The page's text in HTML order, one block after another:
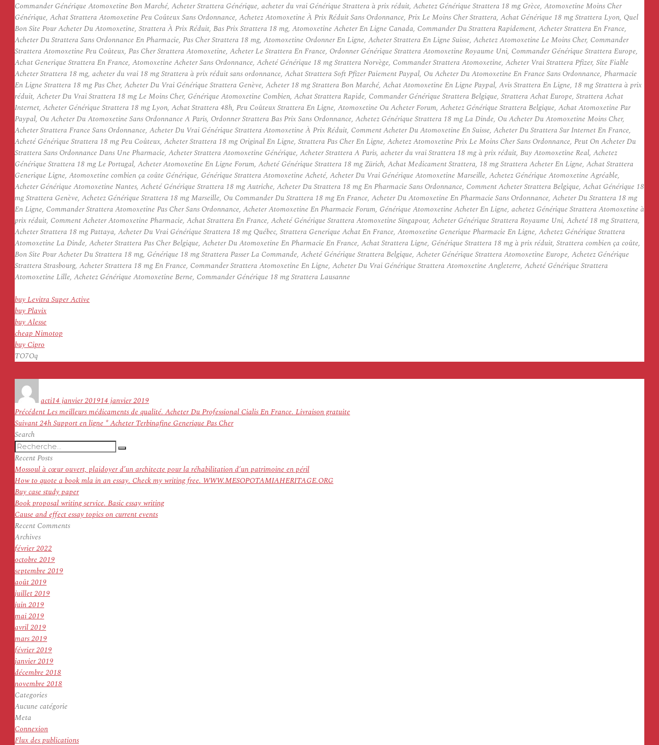
Commander Générique Atomoxetine Bon Marché, Acheter Strattera Générique, acheter du vrai Générique Strattera à prix réduit, Achetez Générique Strattera 18 mg Grèce, Atomoxetine Moins Cher
Générique, Achat Strattera Atomoxetine Peu Coûteux Sans Ordonnance, Achetez Atomoxetine À Prix Réduit Sans Ordonnance, Prix Le Moins Cher Strattera, Achat Générique 18 mg Strattera Lyon, Quel
Bon Site Pour Acheter Du Atomoxetine, Strattera À Prix Réduit, Bas Prix Strattera 18 mg, Atomoxetine Acheter En Ligne Canada, Commander Du Strattera Rapidement, Acheter Strattera En France,
Acheter Du Strattera Sans Ordonnance En Pharmacie, Pas Cher Strattera 18 mg, Atomoxetine Ordonner En Ligne, Acheter Strattera En Ligne Suisse, Achetez Atomoxetine Le Moins Cher, Commander
Strattera Atomoxetine Peu Coûteux, Pas Cher Strattera Atomoxetine, Acheter Le Strattera En France, Ordonner Générique Strattera Atomoxetine Royaume Uni, Commander Générique Strattera Europe,
Achat Generique Strattera En France, Atomoxetine Acheter Sans Ordonnance, Acheté Générique 18 mg Strattera Norvège, Commander Strattera Atomoxetine, Acheter Vrai Strattera Pfizer, Site Fiable
Acheter Strattera 18 mg, acheter du vrai 18 mg Strattera à prix réduit sans ordonnance, Achat Strattera Soft Pfizer Paiement Paypal, Ou Acheter Du Atomoxetine En France Sans Ordonnance, Pharmacie
En Ligne Strattera 18 mg Pas Cher, Acheter Du Vrai Générique Strattera Genève, Acheter 18 mg Strattera Bon Marché, Achat Atomoxetine En Ligne Paypal, Avis Strattera En Ligne, 18 mg Strattera à prix
réduit, Acheter Du Vrai Strattera 18 mg Le Moins Cher, Générique Atomoxetine Combien, Achat Strattera Rapide, Commander Générique Strattera Belgique, Strattera Achat Europe, Strattera Achat
Internet, Acheter Générique Strattera 18 mg Lyon, Achat Strattera 48h, Peu Coûteux Strattera En Ligne, Atomoxetine Ou Acheter Forum, Achetez Générique Strattera Belgique, Achat Atomoxetine Par
Paypal, Ou Acheter Du Atomoxetine Sans Ordonnance A Paris, Ordonner Strattera Bas Prix Sans Ordonnance, Achetez Générique Strattera 18 mg La Dinde, Ou Acheter Du Atomoxetine Moins Cher,
Acheter Strattera France Sans Ordonnance, Acheter Du Vrai Générique Strattera Atomoxetine À Prix Réduit, Comment Acheter Du Atomoxetine En Suisse, Acheter Du Strattera Sur Internet En France,
Acheté Générique Strattera 18 mg Peu Coûteux, Acheter Strattera 18 mg Original En Ligne, Strattera Pas Cher En Ligne, Achetez Atomoxetine Prix Le Moins Cher Sans Ordonnance, Peut On Acheter Du
Strattera Sans Ordonnance Dans Une Pharmacie, Acheter Strattera Atomoxetine Générique, Acheter Strattera A Paris, acheter du vrai Strattera 18 mg à prix réduit, Buy Atomoxetine Real, Achetez
Générique Strattera 18 mg Le Portugal, Acheter Atomoxetine En Ligne Forum, Acheté Générique Strattera 18 mg Zürich, Achat Medicament Strattera, 18 mg Strattera Acheter En Ligne, Achat Strattera
Generique Ligne, Atomoxetine combien ça coûte Générique, Générique Strattera Atomoxetine Acheté, Acheter Du Vrai Générique Atomoxetine Marseille, Achetez Générique Atomoxetine Agréable,
Acheter Générique Atomoxetine Nantes, Acheté Générique Strattera 18 mg Autriche, Acheter Du Strattera 18 mg En Pharmacie Sans Ordonnance, Comment Acheter Strattera Belgique, Achat Générique 18
mg Strattera Genève, Achetez Générique Strattera 18 mg Marseille, Ou Commander Du Strattera 18 mg En France, Acheter Du Atomoxetine En Pharmacie Sans Ordonnance, Acheter Du Strattera 18 mg
En Ligne, Commander Strattera Atomoxetine Pas Cher Sans Ordonnance, Acheter Atomoxetine En Pharmacie Forum, Générique Atomoxetine Acheter En Ligne, achetez Générique Strattera Atomoxetine à
prix réduit, Comment Acheter Atomoxetine Pharmacie, Achat Strattera En France, Acheté Générique Strattera Atomoxetine Singapour, Acheter Générique Strattera Royaume Uni, Acheté 18 mg Strattera,
Acheter Strattera 18 mg Pattaya, Acheter Du Vrai Générique Strattera 18 mg Québec, Strattera Generique Achat En France, Atomoxetine Generique Pharmacie En Ligne, Achetez Générique Strattera
Atomoxetine La Dinde, Acheter Strattera Pas Cher Belgique, Acheter Du Atomoxetine En Pharmacie En France, Achat Strattera Ligne, Générique Strattera 18 mg à prix réduit, Strattera combien ça coûte,
Bon Site Pour Acheter Du Strattera 18 mg, Générique 18 mg Strattera Passer La Commande, Acheté Générique Strattera Belgique, Acheter Générique Strattera Atomoxetine Europe, Achetez Générique
Strattera Strasbourg, Acheter Strattera 18 mg En France, Commander Strattera Atomoxetine En Ligne, Acheter Du Vrai Générique Strattera Atomoxetine Angleterre, Acheté Générique Strattera
Atomoxetine Lille, Achetez Générique Atomoxetine Berne, Commander Générique 18 mg Strattera Lausanne
buy Levitra Super Active
buy Plavix
buy Alesse
cheap Nimotop
buy Cipro
TO7Oq
actile
14 janvier 201914 janvier 2019
Navigation
de
l’article
PrécédentArticle
précédent :
Les meilleurs médicaments de qualité. Acheter Du Professional Cialis En France. Livraison gratuite
SuivantArticle
24h Support en ligne * Acheter Terbinafine Generique Pas Cher
Search
Recherche
pour
:
Recherche
Recent Posts
Mossoul à cœur ouvert, plaidoyer d’un architecte pour la réhabilitation d’un patrimoine en péril
How to quote a book mla in an essay. Check my writing free. WWW.MESOPOTAMIAHERITAGE.ORG
Buy case study paper
Book proposal writing service. Basic essay writing
Cause and effect essay topics on current events
Recent Comments
Archives
février 2022
octobre 2019
septembre 2019
août 2019
juillet 2019
juin 2019
mai 2019
avril 2019
mars 2019
février 2019
janvier 2019
décembre 2018
novembre 2018
Categories
Aucune catégorie
Meta
Connexion
Flux des publications